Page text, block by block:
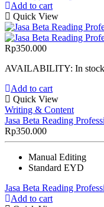
Add to cart
Quick View
Rp350.000
AVAILABILITY: In stock
Add to cart
Quick View
Writing & Content
Jasa Beta Reading
Rp350.000
Manual Editing
Standard EYD
Jasa Beta Reading
Add to cart